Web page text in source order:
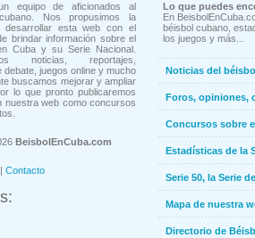
equipo de aficionados al
Nos propusimos la
desarrollar esta web con el
brindar información sobre el
Cuba y su Serie Nacional.
noticias, reportajes,
juegos online y mucho
buscamos mejorar y ampliar
lo que pronto publicaremos
nuestra web como concursos
BeisbolEnCuba.com
| Contacto
Lo que puedes
En
béisbol cubano,
los juegos y más...
Noticias del
Foros, opiniones,
Concursos sobre
Estadísticas de la
Serie 50, la Serie
Mapa de nuestra
Directorio de